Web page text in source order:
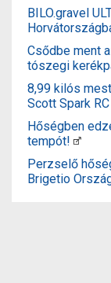
BILO.gravel
Csődbe ment
tószegi
8,99 kilós
Scott Spark
Hőségben
tempót!
Perzselő
Brigetio